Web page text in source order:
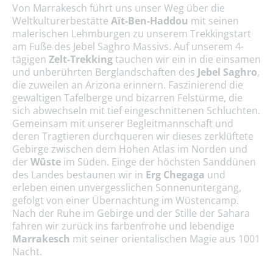
Von Marrakesch führt uns unser Weg über die
Weltkulturerbestätte Aït-Ben-Haddou mit seinen
malerischen Lehmburgen zu unserem Trekkingstart
am Fuße des Jebel Saghro Massivs. Auf unserem 4-
tägigen Zelt-Trekkingtauchen wir ein in die einsamen
und unberührten Berglandschaften des Jebel Saghro,
die zuweilen an Arizona erinnern. Faszinierend die
gewaltigen Tafelberge und bizarren Felstürme, die
sich abwechseln mit tief eingeschnittenen Schluchten.
Gemeinsam mit unserer Begleitmannschaft und
deren Tragtieren durchqueren wir dieses zerklüftete
Gebirge zwischen dem Hohen Atlas im Norden und
der Wüste im Süden. Einge der höchsten Sanddünen
des Landes bestaunen wir in Erg Chegaga und
erleben einen unvergesslichen Sonnenuntergang,
gefolgt von einer Übernachtung im Wüstencamp.
Nach der Ruhe im Gebirge und der Stille der Sahara
fahren wir zurück ins farbenfrohe und lebendige
Marrakesch mit seiner orientalischen Magie aus 1001
Nacht.